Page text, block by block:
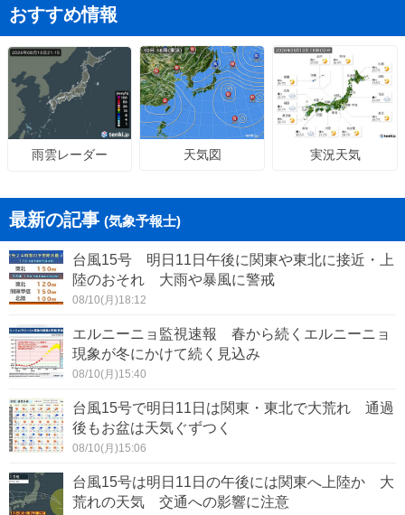
おすすめ情報
雨雲レーダー 天気図 実況天気
最新の記事 (気象予報士)
台風15号 明日11日午後に関東や東北に接近・上
陸のおそれ 大雨や暴風に警戒
08/10(月)18:12
エルニーニョ監視速報 春から続くエルニーニョ
現象が冬にかけて続く見込み
08/10(月)15:40
台風15号で明日11日は関東・東北で大荒れ 通過
後もお盆は天気ぐずつく
08/10(月)15:06
台風15号は明日11日の午後には関東へ上陸か 大
荒れの天気 交通への影響に注意